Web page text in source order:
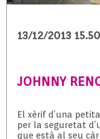
13/12/2013 15.50
JOHNNY
El xèrif d’una
per la seguretat
que està al seu